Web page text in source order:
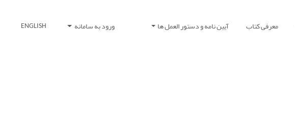
معرفی کتاب آیین نامه و دستور العمل ها ورود به سامانه ENGLISH